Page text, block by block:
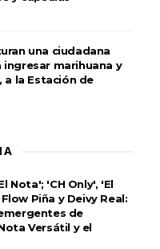
una ciudadana
marihuana y
la Estación de
Nota'; 'CH Only', 'El
Piña y Deivy Real:
de
Versátil y el